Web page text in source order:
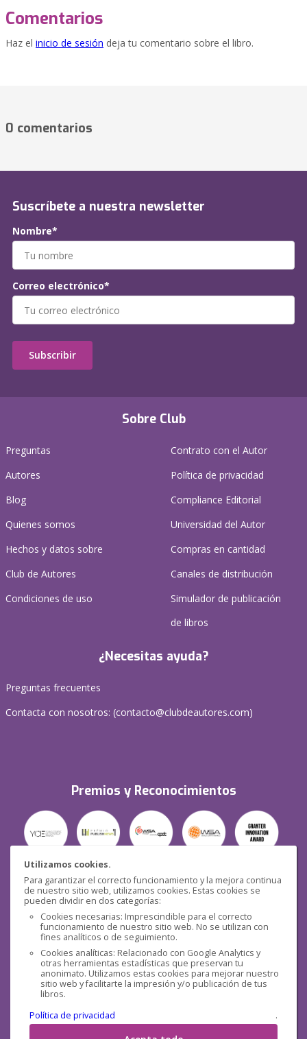
Utilizamos cookies.
Para garantizar el correcto funcionamiento y la mejora continua
de nuestro sitio web, utilizamos cookies. Estas cookies se
pueden dividir en dos categorías:
Cookies necesarias: Imprescindible para el correcto
funcionamiento de nuestro sitio web. No se utilizan con
fines analíticos o de seguimiento.
Cookies analíticas: Relacionado con Google Analytics y
otras herramientas estadísticas que preservan tu
anonimato. Utilizamos estas cookies para mejorar nuestro
sitio web y facilitarte la impresión y/o publicación de tus
libros.
Política de privacidad
.
Comentarios
Haz el inicio de sesión deja tu comentario sobre el libro.
0 comentarios
Sobre Club
Preguntas
Autores
Blog
Quienes somos
Hechos y datos sobre
Club de Autores
Condiciones de uso
Contrato con el Autor
Política de privacidad
Compliance Editorial
Universidad del Autor
Compras en cantidad
Canales de distribución
Simulador de publicación
de libros
¿Necesitas ayuda?
Preguntas frecuentes
Contacta con nosotros: (contacto@clubdeautores.com)
Premios y Reconocimientos
Seguridad
Redes sociales
Suscríbete a nuestra newsletter
Nombre*
Correo electrónico*
Subscribir